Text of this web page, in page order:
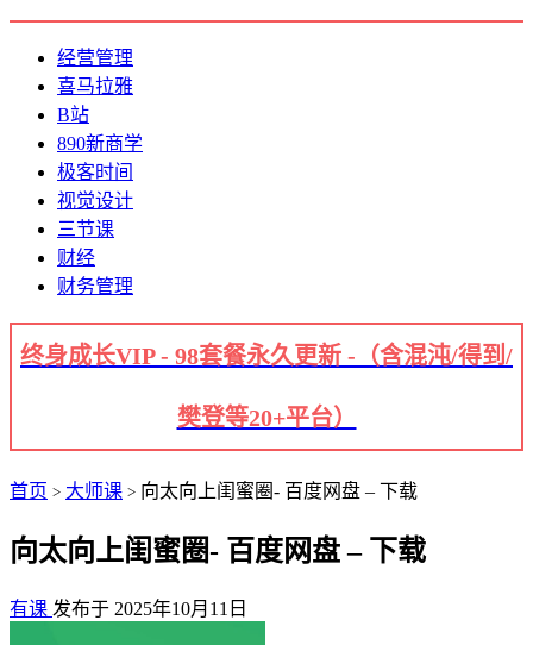
经营管理
喜马拉雅
B站
890新商学
极客时间
视觉设计
三节课
财经
财务管理
终身成长VIP - 98套餐永久更新 -（含混沌/得到/
樊登等20+平台）
首页 > 大师课 > 向太向上闺蜜圈- 百度网盘 – 下载
向太向上闺蜜圈- 百度网盘 – 下载
有课 发布于 2025年10月11日